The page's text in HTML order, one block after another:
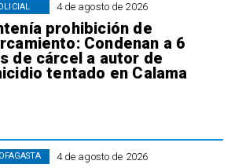
4 de agosto de 2026
prohibición de
Condenan a 6
de cárcel a autor de
tentado en Calama
4 de agosto de 2026